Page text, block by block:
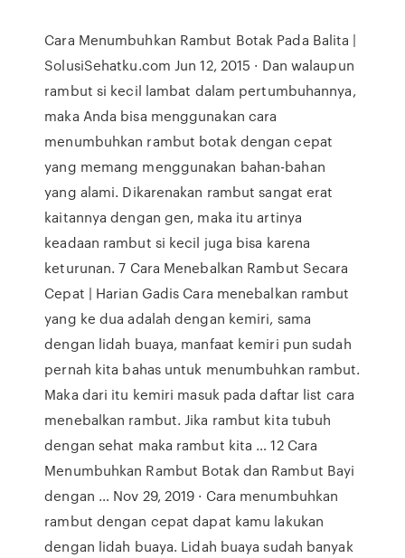
Cara Menumbuhkan Rambut Botak Pada Balita |
SolusiSehatku.com Jun 12, 2015 · Dan walaupun
rambut si kecil lambat dalam pertumbuhannya,
maka Anda bisa menggunakan cara
menumbuhkan rambut botak dengan cepat
yang memang menggunakan bahan-bahan
yang alami. Dikarenakan rambut sangat erat
kaitannya dengan gen, maka itu artinya
keadaan rambut si kecil juga bisa karena
keturunan. 7 Cara Menebalkan Rambut Secara
Cepat | Harian Gadis Cara menebalkan rambut
yang ke dua adalah dengan kemiri, sama
dengan lidah buaya, manfaat kemiri pun sudah
pernah kita bahas untuk menumbuhkan rambut.
Maka dari itu kemiri masuk pada daftar list cara
menebalkan rambut. Jika rambut kita tubuh
dengan sehat maka rambut kita … 12 Cara
Menumbuhkan Rambut Botak dan Rambut Bayi
dengan … Nov 29, 2019 · Cara menumbuhkan
rambut dengan cepat dapat kamu lakukan
dengan lidah buaya. Lidah buaya sudah banyak